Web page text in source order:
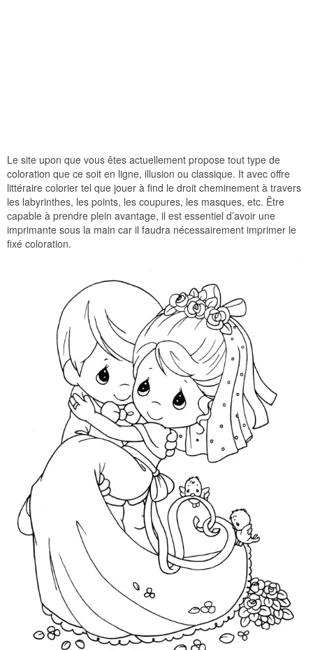
Le site upon que vous êtes actuellement propose tout type de
coloration que ce soit en ligne, illusion ou classique. It avec offre
littéraire colorier tel que jouer à find le droit cheminement à travers
les labyrinthes, les points, les coupures, les masques, etc. Être
capable à prendre plein avantage, il est essentiel d’avoir une
imprimante sous la main car il faudra nécessairement imprimer le
fixé coloration.